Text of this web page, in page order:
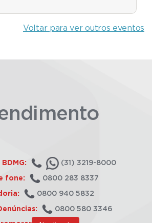
Voltar para ver outros eventos
(31) 3219-8000
fone: 0800 283 8337
0800 940 5832
0800 580 3346